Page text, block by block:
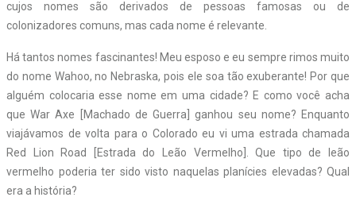
cujos nomes são derivados de pessoas famosas ou de
colonizadores comuns, mas cada nome é relevante.
Há tantos nomes fascinantes! Meu esposo e eu sempre rimos muito
do nome Wahoo, no Nebraska, pois ele soa tão exuberante! Por que
alguém colocaria esse nome em uma cidade? E como você acha
que War Axe [Machado de Guerra] ganhou seu nome? Enquanto
viajávamos de volta para o Colorado eu vi uma estrada chamada
Red Lion Road [Estrada do Leão Vermelho]. Que tipo de leão
vermelho poderia ter sido visto naquelas planícies elevadas? Qual
era a história?